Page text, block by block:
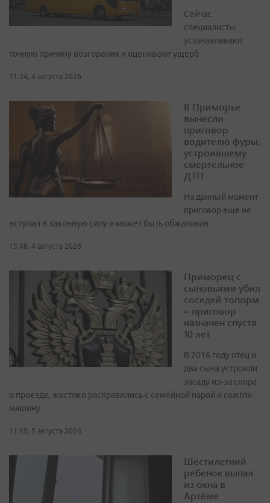
Сейчас
специалисты
устанавливают
точную причину возгорания и оценивают ущерб
11:34, 4 августа 2026
В Приморье
вынесли
приговор
водителю фуры,
устроившему
смертельное
ДТП
На данный момент
приговор еще не
вступил в законную силу и может быть обжалован
15:48, 4 августа 2026
Приморец с
сыновьями убил
соседей топорм
– приговор
назначен спустя
10 лет
В 2016 году отец и
два сына устроили
засаду из‑за спора
о проезде, жестоко расправились с семейной парой и сожгли
машину
11:49, 5 августа 2026
Шестилетний
ребенок выпал
из окна в
Артёме